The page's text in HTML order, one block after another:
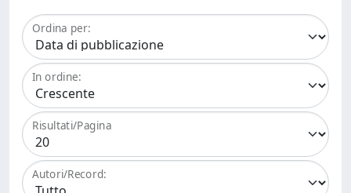
Ordina per:
In ordine:
Risultati/Pagina
Autori/Record: